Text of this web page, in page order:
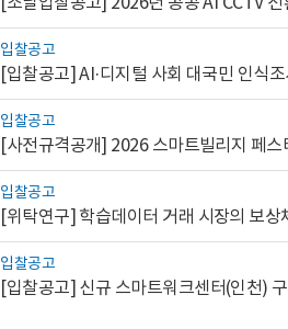
입찰공고
[입찰공고] AI·디지털 사회 대국민 인식
입찰공고
[사전규격공개] 2026 스마트빌리지 페스
입찰공고
입찰공고
[입찰공고] 신규 스마트워크센터(인천)